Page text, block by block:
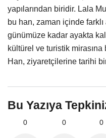
yapılarından biridir. Lala
bu han, zaman içinde
günümüze kadar ayakta
kültürel ve turistik mirasına
Han, ziyaretçilerine tarihi
Bu Yazıya
0 0 0